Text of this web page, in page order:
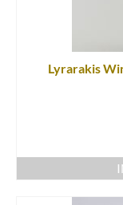
Lyrarakis